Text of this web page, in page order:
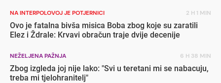
NA INTERPOLOVOJ JE POTJERNICI 2 H 1 MIN
Ovo je fatalna bivša misica Boba zbog koje su zaratili
Elez i Ždrale: Krvavi obračun traje dvije decenije
NEŽELJENA PAŽNJA 6 H 38 MIN
Zbog izgleda joj nije lako: "Svi u teretani mi se nabacuju,
treba mi tjelohranitelj"